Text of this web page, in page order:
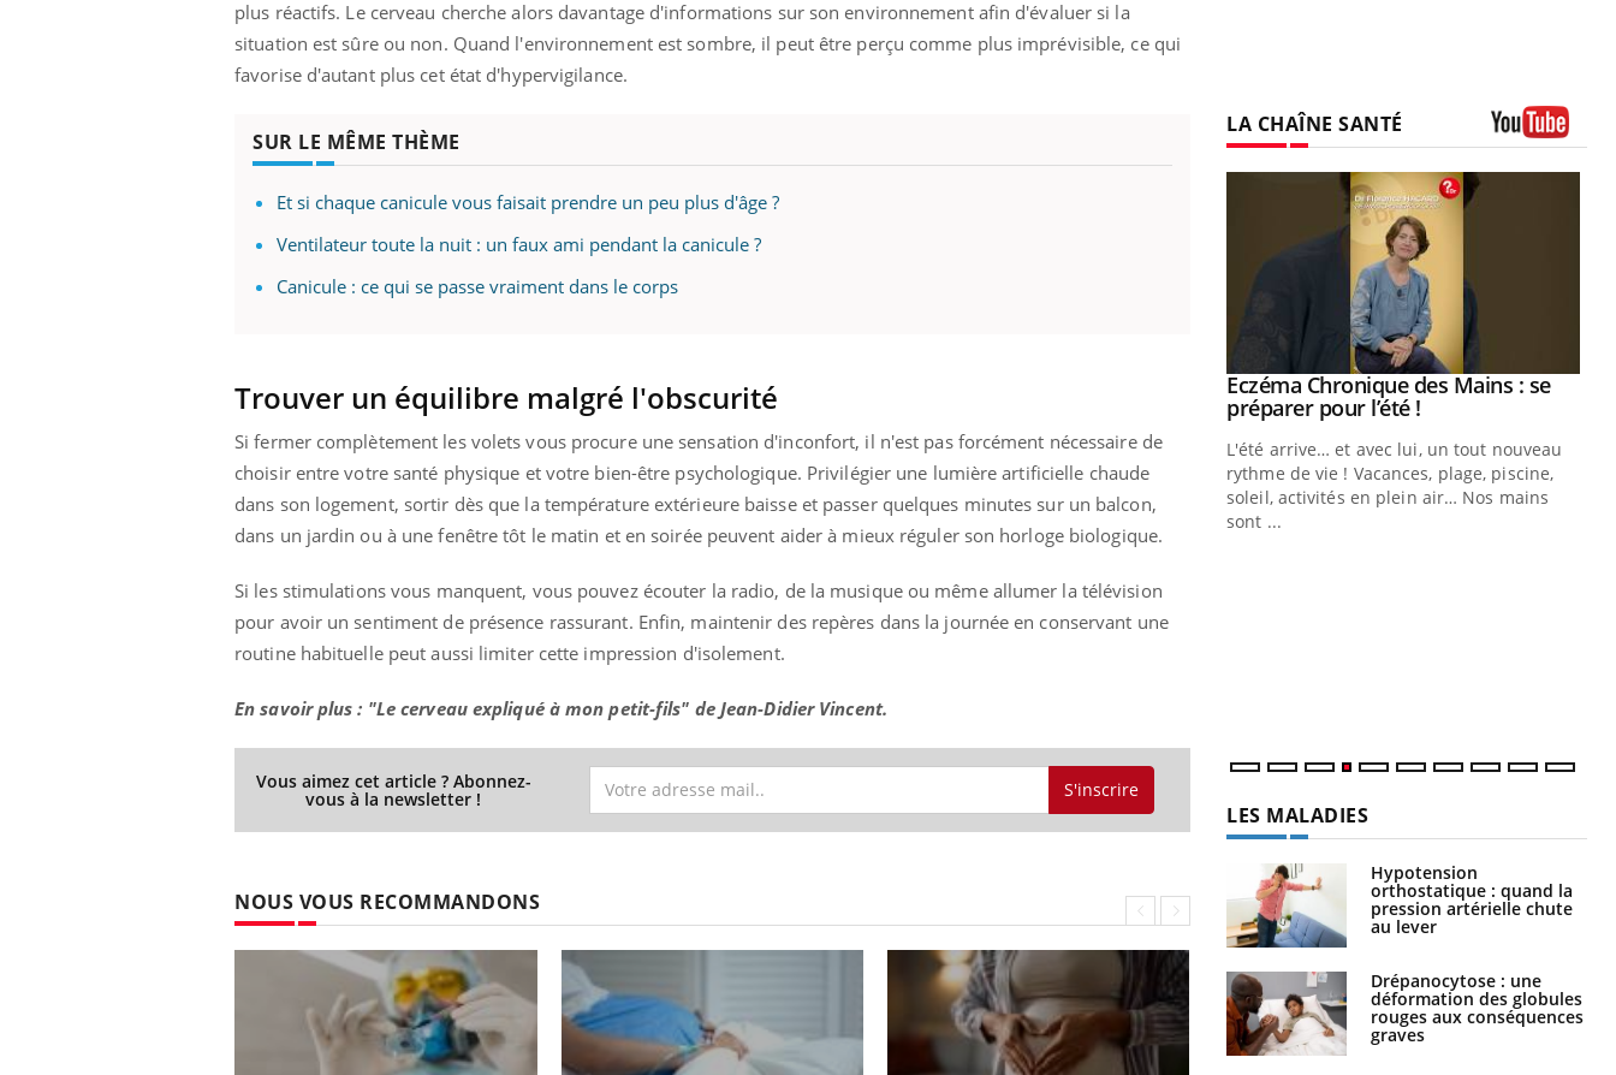
plus réactifs. Le cerveau cherche alors davantage d'informations sur son environnement afin d'évaluer si la
situation est sûre ou non. Quand l'environnement est sombre, il peut être perçu comme plus imprévisible, ce qui
favorise d'autant plus cet état d'hypervigilance.
SUR LE MÊME THÈME
Et si chaque canicule vous faisait prendre un peu plus d'âge ?
Ventilateur toute la nuit : un faux ami pendant la canicule ?
Canicule : ce qui se passe vraiment dans le corps
Trouver un équilibre malgré l'obscurité
Si fermer complètement les volets vous procure une sensation d'inconfort, il n'est pas forcément nécessaire de
choisir entre votre santé physique et votre bien-être psychologique. Privilégier une lumière artificielle chaude
dans son logement, sortir dès que la température extérieure baisse et passer quelques minutes sur un balcon,
dans un jardin ou à une fenêtre tôt le matin et en soirée peuvent aider à mieux réguler son horloge biologique.
Si les stimulations vous manquent, vous pouvez écouter la radio, de la musique ou même allumer la télévision
pour avoir un sentiment de présence rassurant. Enfin, maintenir des repères dans la journée en conservant une
routine habituelle peut aussi limiter cette impression d'isolement.
En savoir plus : "Le cerveau expliqué à mon petit-fils" de Jean-Didier Vincent.
Vous aimez cet article ? Abonnez-
vous à la newsletter ! S'inscrire
NOUS VOUS RECOMMANDONS
LA CHAÎNE SANTÉ
Carence en fer : comprendre pour
Youtube
Fatigue, irritabilité, brouillard mental ou
même alopécie… Les symptômes de la
carence en fer sont multiples ce qui la rend
Insuline & Charge mentale : et si on
osait en parler??Youtube
En 2026, l'insuline dans le diabète de type 2
reste entourée d'idées reçues chez les
patients comme parfois chez les soignants.
Youtube
Eczéma Chronique des Mains : se
préparer pour l’été !Youtube
L'été arrive… et avec lui, un tout nouveau
rythme de vie ! Vacances, plage, piscine,
soleil, activités en plein air… Nos mains
sont ...
LES MALADIES
Hypotension
orthostatique : quand la
pression artérielle chute
au lever
Drépanocytose : une
déformation des globules
rouges aux conséquences
graves